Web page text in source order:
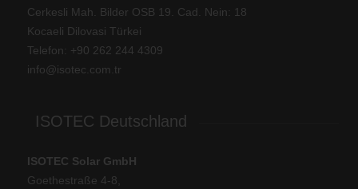
Cerkesli Mah. Bilder OSB 19. Cad. Nein: 18
Kocaeli Dilovasi Türkei
Telefon: +90 262 244 4309
info@isotec.com.tr
ISOTEC Deutschland
ISOTEC Solar GmbH
Goethestraße 4-8,